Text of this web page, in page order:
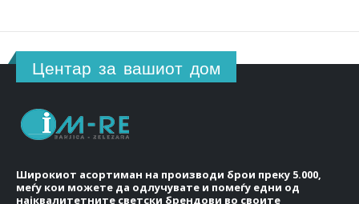
Центар за вашиот дом
Широкиот асортиман на производи брои преку 5.000,
меѓу кои можете да одлучувате и помеѓу едни од
најквалитетните светски брендови во своите